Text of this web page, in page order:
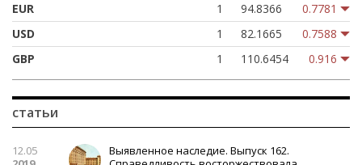
EUR 1 94.8366
0.7781
USD
1 82.1665
0.7588
GBP
1 110.6454 0.916
статьи
12.05
Выявленное наследие. Выпуск 162.